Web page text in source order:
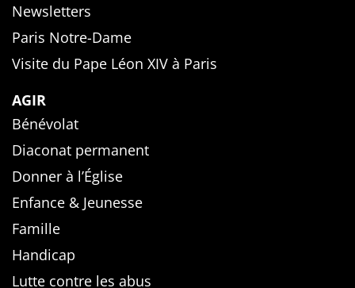
Newsletters
Paris Notre-Dame
Visite du Pape Léon XIV à Paris
AGIR
Bénévolat
Diaconat permanent
Donner à l’Église
Enfance & Jeunesse
Famille
Handicap
Lutte contre les abus